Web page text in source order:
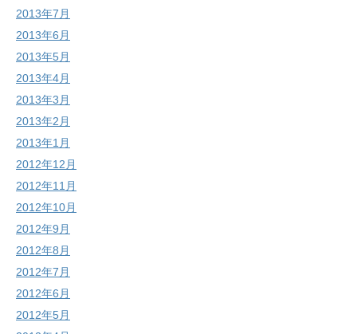
2013年7月
2013年6月
2013年5月
2013年4月
2013年3月
2013年2月
2013年1月
2012年12月
2012年11月
2012年10月
2012年9月
2012年8月
2012年7月
2012年6月
2012年5月